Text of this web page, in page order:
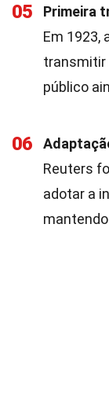
05 Primeira
Em 1923,
transmitir
público
06
Reuters
adotar a